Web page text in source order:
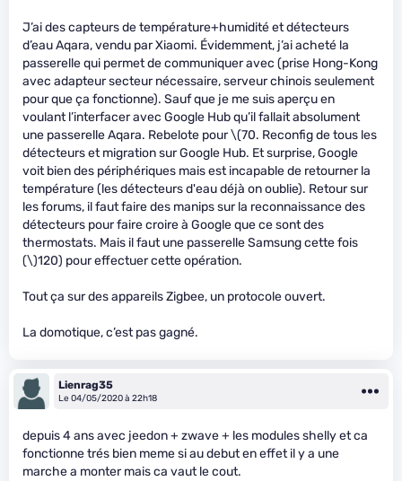
J’ai des capteurs de température+humidité et détecteurs
d’eau Aqara, vendu par Xiaomi. Évidemment, j’ai acheté la
passerelle qui permet de communiquer avec (prise Hong-Kong
avec adapteur secteur nécessaire, serveur chinois seulement
pour que ça fonctionne). Sauf que je me suis aperçu en
voulant l’interfacer avec Google Hub qu’il fallait absolument
une passerelle Aqara. Rebelote pour\(70. Reconfig de tous les
détecteurs et migration sur Google Hub. Et surprise, Google
voit bien des périphériques mais est incapable de retourner la
température (les détecteurs d'eau déjà on oublie). Retour sur
les forums, il faut faire des manips sur la reconnaissance des
détecteurs pour faire croire à Google que ce sont des
thermostats. Mais il faut une passerelle Samsung cette fois
(\)120) pour effectuer cette opération.
Tout ça sur des appareils Zigbee, un protocole ouvert.
La domotique, c’est pas gagné.
Lienrag35
Le 04/05/2020 à 22h18
depuis 4 ans avec jeedon + zwave + les modules shelly et ca
fonctionne trés bien meme si au debut en effet il y a une
marche a monter mais ca vaut le cout.